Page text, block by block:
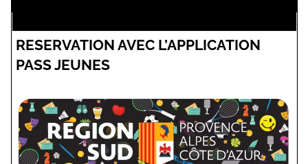
RESERVATION AVEC L’APPLICATION
PASS JEUNES